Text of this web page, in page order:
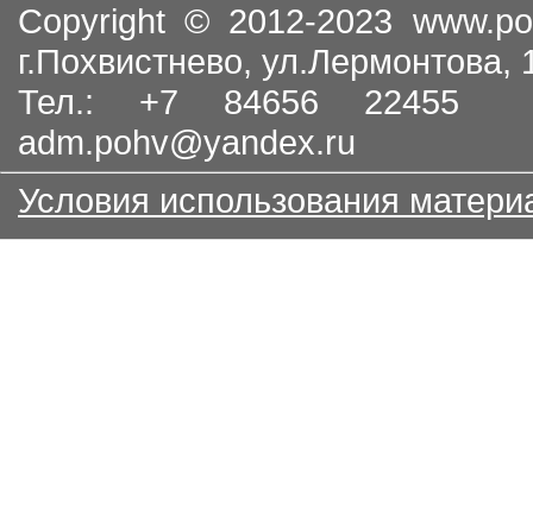
Copyright © 2012-2023
г.Похвистнево, ул.Лермонтова,
Тел.: +7 84656
adm.pohv@yandex.ru
Условия использования